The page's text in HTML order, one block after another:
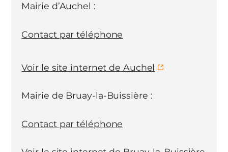
Mairie d’Auchel :
Contact par téléphone
Voir le site internet de Auchel
Mairie de Bruay-la-Buissière :
Contact par téléphone